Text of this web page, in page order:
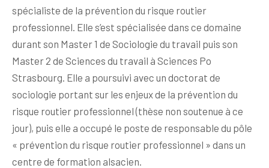
spécialiste de la prévention du risque routier
professionnel. Elle s’est spécialisée dans ce domaine
durant son Master 1 de Sociologie du travail puis son
Master 2 de Sciences du travail à Sciences Po
Strasbourg. Elle a poursuivi avec un doctorat de
sociologie portant sur les enjeux de la prévention du
risque routier professionnel (thèse non soutenue à ce
jour), puis elle a occupé le poste de responsable du pôle
« prévention du risque routier professionnel » dans un
centre de formation alsacien.